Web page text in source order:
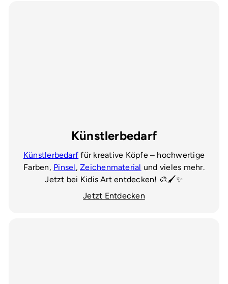
Künstlerbedarf
Künstlerbedarf für kreative Köpfe – hochwertige
Farben, Pinsel,Zeichenmaterial und vieles mehr.
Jetzt bei Kidis Art entdecken! 🎨🖌️✨
Jetzt Entdecken